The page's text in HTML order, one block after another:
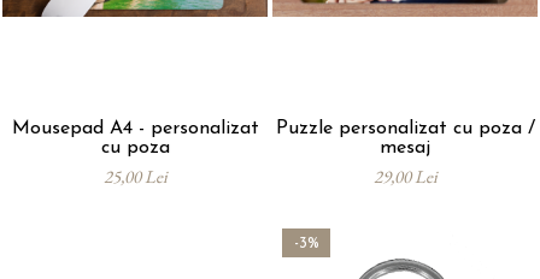
Mousepad A4 - personalizat
cu poza
25,00 Lei
Puzzle personalizat cu poza /
mesaj
29,00 Lei
-3%